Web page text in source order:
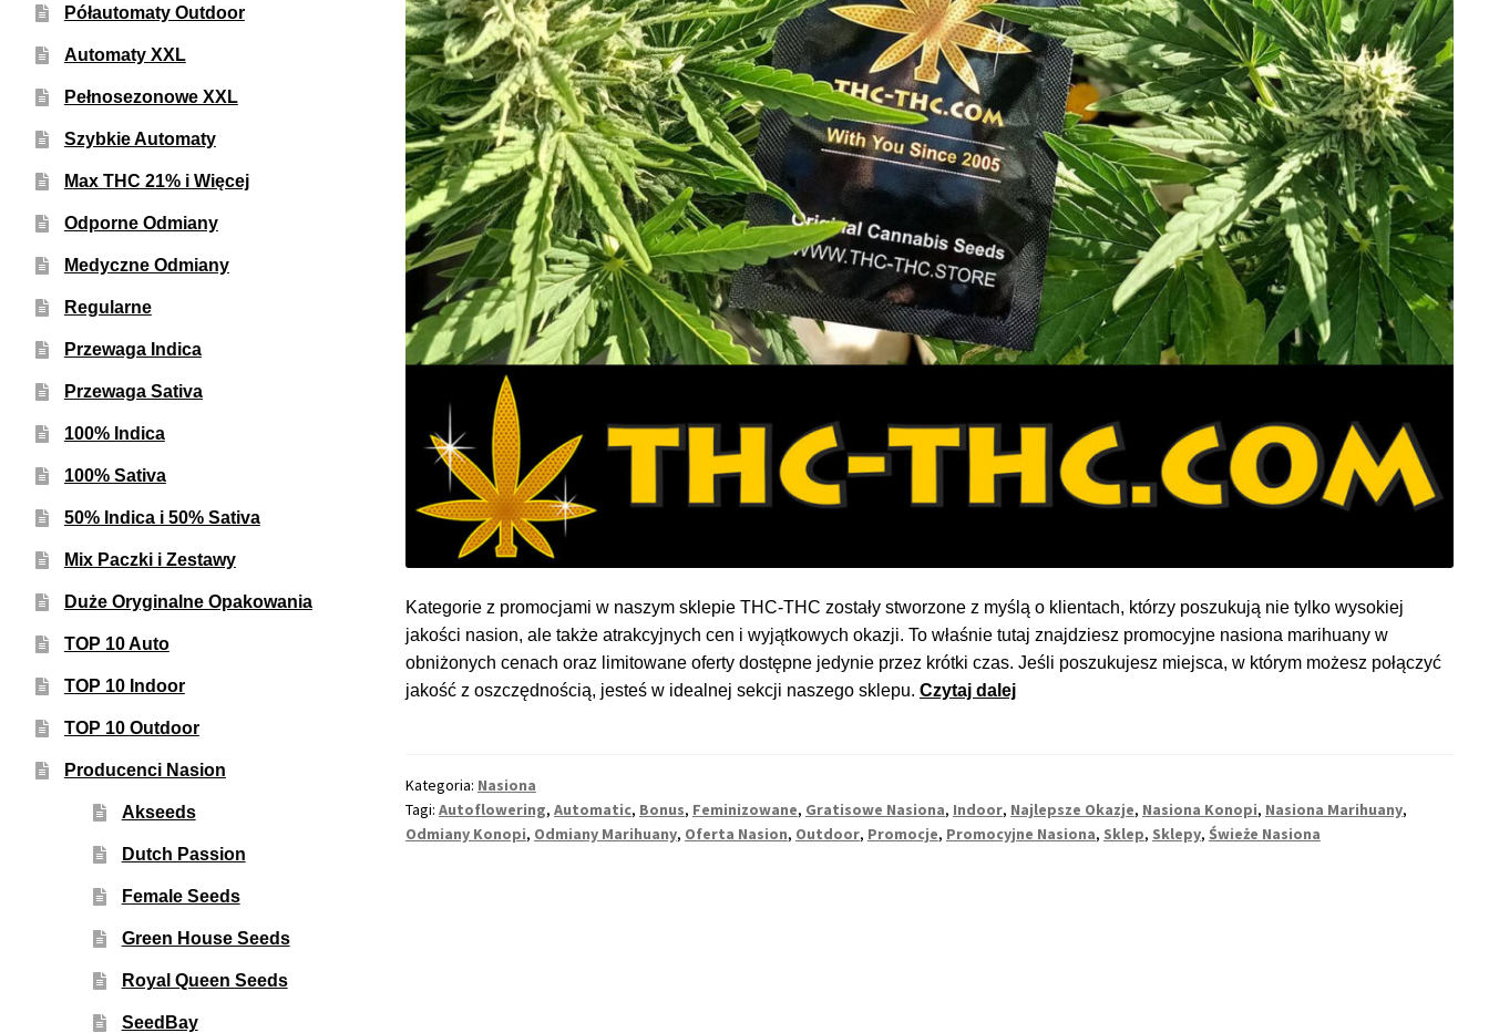
Kategorie z promocjami w naszym sklepie THC-THC zostały stworzone z myślą o klientach, którzy poszukują nie tylko wysokiej
jakości nasion, ale także atrakcyjnych cen i wyjątkowych okazji. To właśnie tutaj znajdziesz promocyjne nasiona marihuany w
obniżonych cenach oraz limitowane oferty dostępne jedynie przez krótki czas. Jeśli poszukujesz miejsca, w którym możesz połączyć
jakość z oszczędnością, jesteś w idealnej sekcji naszego sklepu. Czytaj dalejNajlepsze
marihuany
–
Kategoria: Nasiona
Tagi: Autoflowering, Automatic, Bonus, Feminizowane, Gratisowe Nasiona, Indoor, Najlepsze Okazje, Nasiona Konopi, Nasiona Marihuany,
Odmiany Konopi, Odmiany Marihuany, Oferta Nasion, Outdoor, Promocje, Promocyjne Nasiona, Sklep, Sklepy, Świeże Nasiona
Półautomaty Outdoor
Automaty XXL
Pełnosezonowe XXL
Szybkie Automaty
Max THC 21% i Więcej
Odporne Odmiany
Medyczne Odmiany
Regularne
Przewaga Indica
Przewaga Sativa
100% Indica
100% Sativa
50% Indica i 50% Sativa
Mix Paczki i Zestawy
Duże Oryginalne Opakowania
TOP 10 Auto
TOP 10 Indoor
TOP 10 Outdoor
Producenci Nasion
Akseeds
Dutch Passion
Female Seeds
Green House Seeds
Royal Queen Seeds
SeedBay